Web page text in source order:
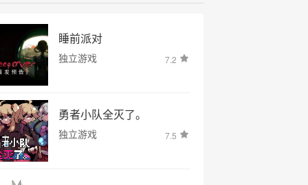
睡前派对
独立游戏 7.2
勇者小队全灭了。
独立游戏 7.5